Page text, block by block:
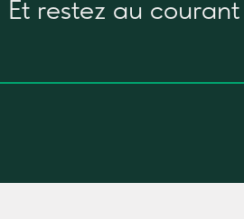
Et restez au courant